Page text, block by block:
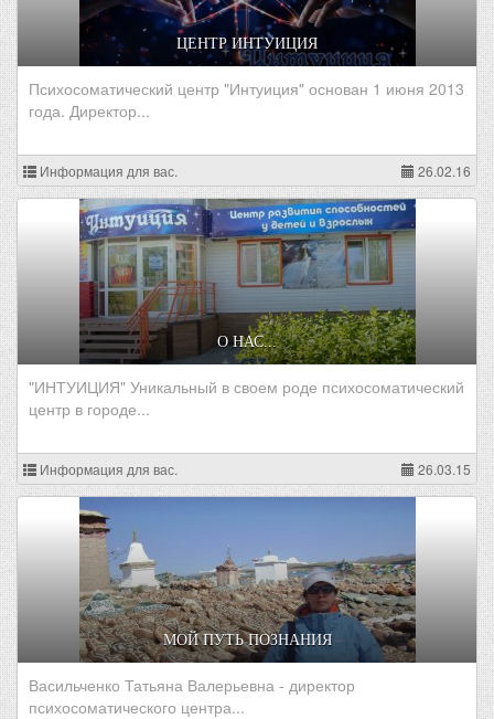
ЦЕНТР ИНТУИЦИЯ
Психосоматический центр "Интуиция" основан 1 июня 2013
года. Директор...
Информация для вас. 26.02.16
О НАС...
"ИНТУИЦИЯ" Уникальный в своем роде психосоматический
центр в городе...
Информация для вас. 26.03.15
МОЙ ПУТЬ ПОЗНАНИЯ
Васильченко Татьяна Валерьевна - директор
психосоматического центра...